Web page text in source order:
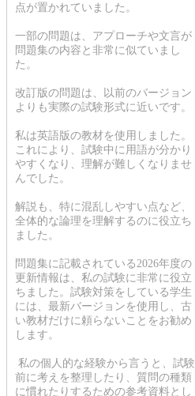
点が置かれていました。
一部の問題は、アプローチや文言が
問題集の内容と非常に似ていまし
た。
改訂版の問題は、以前のバージョン
よりも実際の試験形式に近いです。
私は英語版の教材を使用しました。
これにより、試験中に用語が分かり
やすくなり、理解が難しくなりませ
んでした。
解説も、特に混乱しやすい点など、
全体的な論理を理解するのに役立ち
ました。
問題集に記載されている2026年度の
更新情報は、私の試験に非常に役立
ちました。試験対策をしている学生
には、最新バージョンを使用し、古
い教材だけに頼らないことをお勧め
します。
私の個人的な経験から言うと、試験
前に考えを整理したり、質問の種類
に慣れたりするための参考資料とし